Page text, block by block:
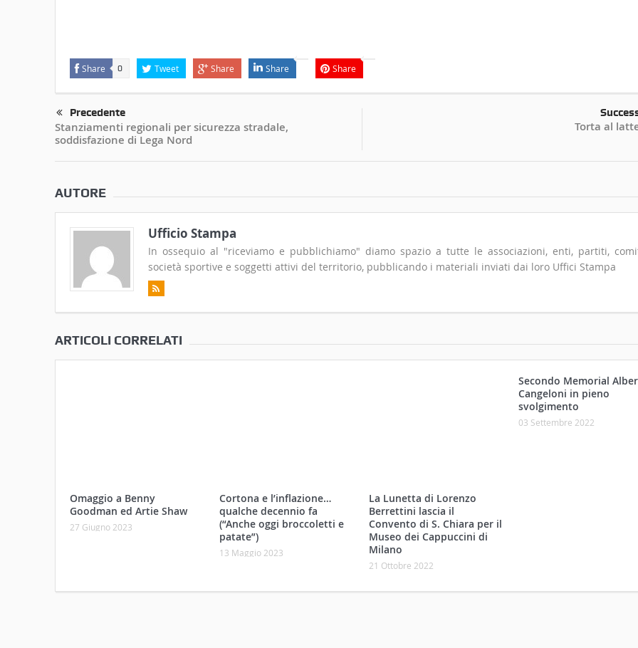
Share 0 Tweet Share Share Share
Precedente
Stanziamenti regionali per sicurezza stradale,
soddisfazione di Lega Nord
Torta al
AUTORE
Ufficio Stampa
In ossequio al "riceviamo e pubblichiamo" diamo spazio a tutte le associazioni, enti, partiti,
società sportive e soggetti attivi del territorio, pubblicando i materiali inviati dai loro Uffici Stampa
ARTICOLI CORRELATI
Museo dei Cappuccini di
Milano
21 Ottobre 2022
Secondo Memorial
Cangeloni in pieno
svolgimento
03 Settembre 2022